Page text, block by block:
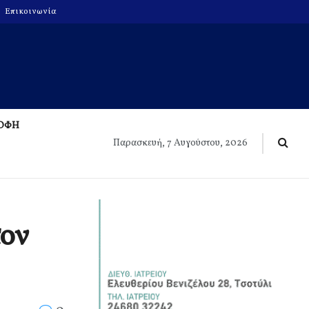
Επικοινωνία
Παρασκευή, 7 Αυγούστου, 2026